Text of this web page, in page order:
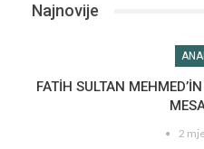
Najnovije
FATİH SULTAN
2